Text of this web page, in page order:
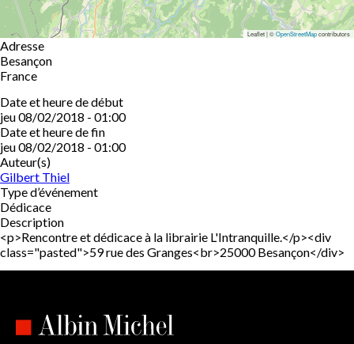
Leaflet | ©OpenStreetMapcontributors
Adresse
Besançon
France
Date et heure de début
jeu 08/02/2018 - 01:00
Date et heure de fin
jeu 08/02/2018 - 01:00
Auteur(s)
Gilbert Thiel
Type d’événement
Dédicace
Description
<p>Rencontre et dédicace à la librairie L'Intranquille.</p><div
class="pasted">59 rue des Granges<br>25000 Besançon</div>